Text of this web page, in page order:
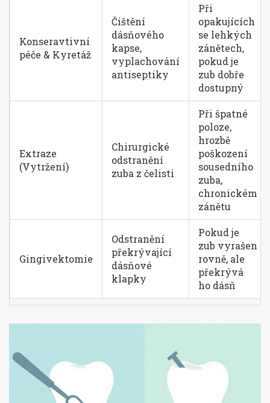
Konseravtivní
péče & Kyretáž
Čištění
dásňového
kapse,
vyplachování
antiseptiky
Při
opakujících
se lehkých
zánětech,
pokud je
zub dobře
dostupný
Extraze
(Vytržení)
Chirurgické
odstranění
zuba z čelisti
Při špatné
poloze,
hrozbě
poškození
sousedního
zuba,
chronickém
zánětu
Gingivektomie
Odstranění
překrývající
dásňové
klapky
Pokud je
zub vyrašen
rovně, ale
překrývá
ho dásň